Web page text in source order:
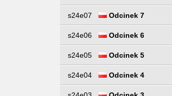
s24e07 Odcinek 7
s24e06 Odcinek 6
s24e05 Odcinek 5
s24e04 Odcinek 4